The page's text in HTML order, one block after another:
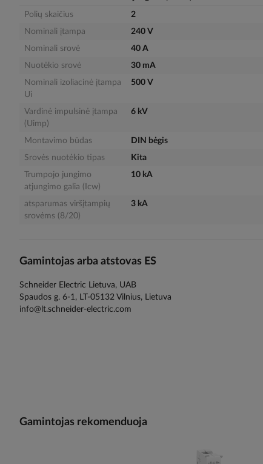
gallery
Polių skaičius
2
Nominali įtampa
240 V
Nominali srovė
40 A
Nuotėkio srovė
30 mA
Nominali izoliacinė įtampa
Ui
500 V
Vardinė impulsinė įtampa
(Uimp)
6 kV
Montavimo būdas
DIN bėgis
Srovės nuotėkio tipas
Kita
Trumpojo jungimo
atjungimo galia (Icw)
10 kA
atsparumas viršįtampių
srovėms (8/20)
3 kA
Gamintojas arba atstovas ES
Schneider Electric Lietuva, UAB
Spaudos g. 6-1, LT-05132 Vilnius, Lietuva
info@lt.schneider-electric.com
Gamintojas rekomenduoja